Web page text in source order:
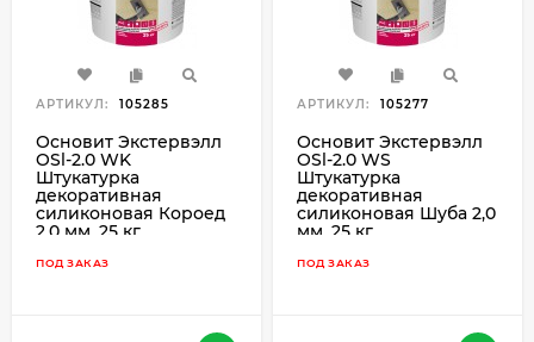
АРТИКУЛ: 105285
Основит Экстервэлл
OSl-2.0 WK
Штукатурка
декоративная
силиконовая Короед
2,0 мм, 25 кг.
ПОД ЗАКАЗ
АРТИКУЛ: 105277
Основит Экстервэлл
OSl-2.0 WS
Штукатурка
декоративная
силиконовая Шуба 2,0
мм, 25 кг.
ПОД ЗАКАЗ